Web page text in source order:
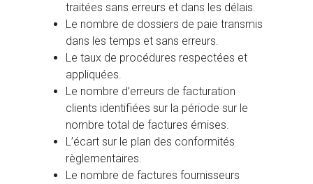
traitées sans erreurs et dans les délais.
Le nombre de dossiers de paie transmis
dans les temps et sans erreurs.
Le taux de procédures respectées et
appliquées.
Le nombre d’erreurs de facturation
clients identifiées sur la période sur le
nombre total de factures émises.
L’écart sur le plan des conformités
règlementaires.
Le nombre de factures fournisseurs